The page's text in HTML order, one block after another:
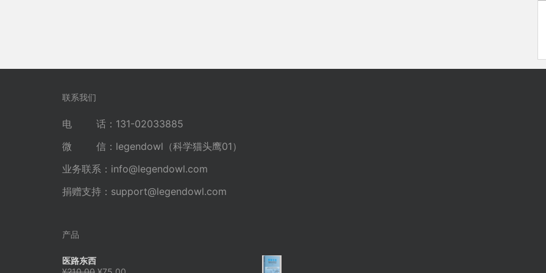
联系我们
电 话：131-02033885
微 信：legendowl（科学猫头鹰01）
业务联系： info@legendowl.com
捐赠支持： support@legendowl.com
产品
医路东西
原